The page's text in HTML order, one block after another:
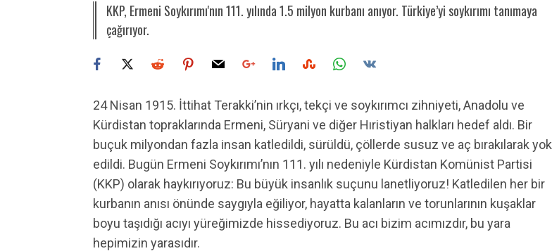
KKP, Ermeni Soykırımı'nın 111. yılında 1.5 milyon kurbanı anıyor. Türkiye’yi soykırımı tanımaya
çağırıyor.
24 Nisan 1915. İttihat Terakki’nin ırkçı, tekçi ve soykırımcı zihniyeti, Anadolu ve
Kürdistan topraklarında Ermeni, Süryani ve diğer Hıristiyan halkları hedef aldı. Bir
buçuk milyondan fazla insan katledildi, sürüldü, çöllerde susuz ve aç bırakılarak yok
edildi. Bugün Ermeni Soykırımı’nın 111. yılı nedeniyle Kürdistan Komünist Partisi
(KKP) olarak haykırıyoruz: Bu büyük insanlık suçunu lanetliyoruz! Katledilen her bir
kurbanın anısı önünde saygıyla eğiliyor, hayatta kalanların ve torunlarının kuşaklar
boyu taşıdığı acıyı yüreğimizde hissediyoruz. Bu acı bizim acımızdır, bu yara
hepimizin yarasıdır.